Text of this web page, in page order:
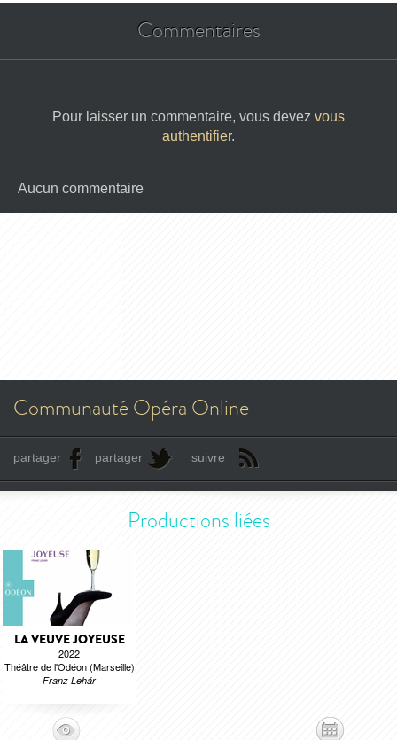
Commentaires
Pour laisser un commentaire, vous devez vous
authentifier.
Aucun commentaire
Communauté Opéra Online
partager partager suivre
Productions liées
LA VEUVE JOYEUSE
2022
Théâtre de l'Odéon (Marseille)
Franz Lehár